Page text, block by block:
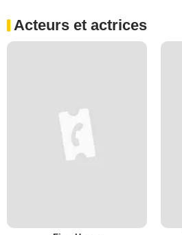
Acteurs et actrices